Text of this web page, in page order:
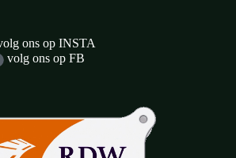
ons op INSTA
volg ons op FB